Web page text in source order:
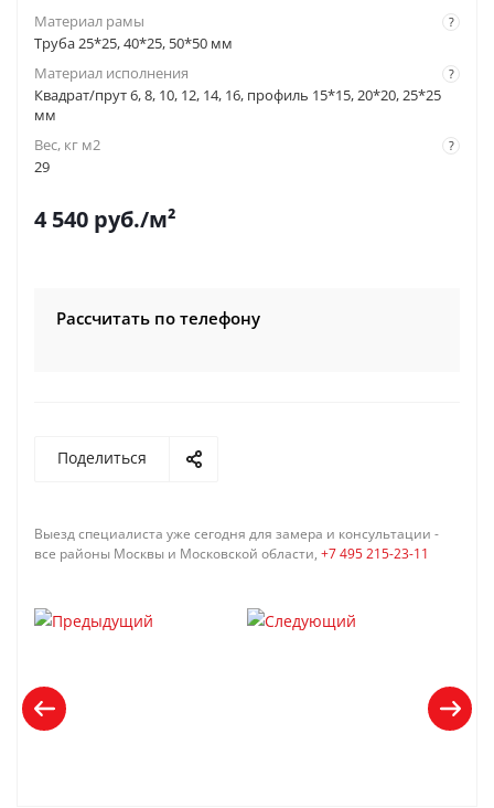
?
Материал рамы
Труба 25*25, 40*25, 50*50 мм
?
Материал исполнения
Квадрат/прут 6, 8, 10, 12, 14, 16, профиль 15*15, 20*20, 25*25
мм
?
Вес, кг м2
29
4 540 руб./м²
Рассчитать по телефону
Поделиться
Выезд специалиста уже сегодня для замера и консультации -
все районы Москвы и Московской области, +7 495 215-23-11